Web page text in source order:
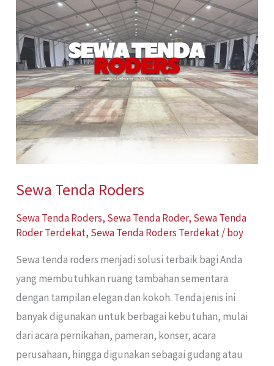
Sewa Tenda Roders
Sewa Tenda Roders, Sewa Tenda Roder, Sewa Tenda
Roder Terdekat, Sewa Tenda Roders Terdekat/boy
Sewa tenda roders menjadi solusi terbaik bagi Anda
yang membutuhkan ruang tambahan sementara
dengan tampilan elegan dan kokoh. Tenda jenis ini
banyak digunakan untuk berbagai kebutuhan, mulai
dari acara pernikahan, pameran, konser, acara
perusahaan, hingga digunakan sebagai gudang atau
Tenda
Roders